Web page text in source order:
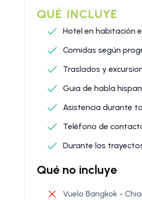
QUÉ INCLUYE
Hotel en habitación
Comidas según
Traslados y
Guia de habla
Asistencia durante
Teléfono de
Durante los
Qué no incluye
Vuelo Bangkok -